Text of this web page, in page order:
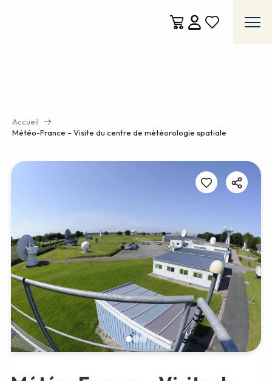
Accueil
Météo-France – Visite du centre de météorologie spatiale